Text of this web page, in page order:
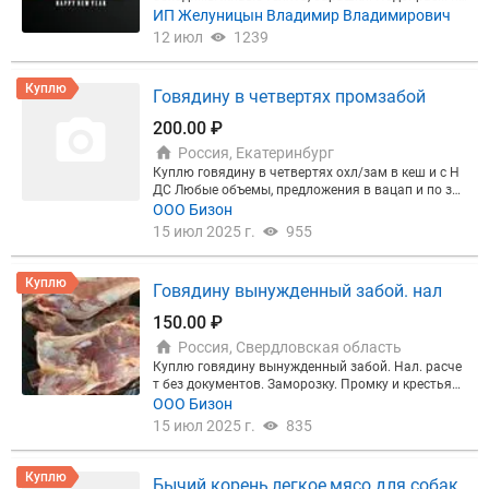
ь:270 000+ участников отрасли, 50 000+ активны
х закупщиков — 98% рынка мяса РФ. Реальные ке
нии рекламы — подарок:►3 месяца размещения
+ 2 недели в подарок; ►или 1 месяц + экспертная
статья о вашей компании на портале. Бонусы дей
ствуют на тарифах Профи и Эксклюзив.
е бесплатный прогноз: Рассчитать прогноз для м
оей компании или позвоните: +78124253265Прог
ноз бесплатный и ни к чему не обязывает. Запуст
им рекламу в течение 2 дней после оплаты!
тенциальных поставщиков. Звоните, пишите. Те
л./ WhatsApp/ MAX/ IMO/ VK/ Telegram/ Viber
ИП Желуницын Владимир Владимирович
12 июл
1239
Куплю
Говядину в четвертях промзабой
200.00 ₽
Россия, Екатеринбург
Куплю говядину в четвертях охл/зам в кеш и с Н
ДС Любые объемы, предложения в вацап и по зво
нку
ООО Бизон
15 июл 2025 г.
955
Куплю
Говядину вынужденный забой. нал
150.00 ₽
Россия, Свердловская область
Куплю говядину вынужденный забой. Нал. расче
т без документов. Заморозку. Промку и крестьянк
у в частях.
ООО Бизон
15 июл 2025 г.
835
Куплю